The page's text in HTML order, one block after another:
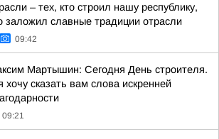
– тех, кто строил нашу республику,
заложил славные традиции отрасли
09:42
Мартышин: Сегодня День строителя.
хочу сказать вам слова искренней
09:21